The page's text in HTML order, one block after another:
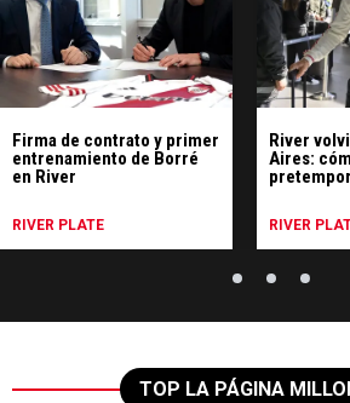
Firma de contrato y primer
entrenamiento de Borré
en River
RIVER PLATE
River
Aires:
RIVER
TOP LA PÁGINA